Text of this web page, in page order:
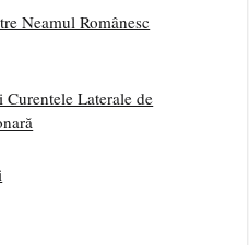
Neamul Românesc
Laterale de